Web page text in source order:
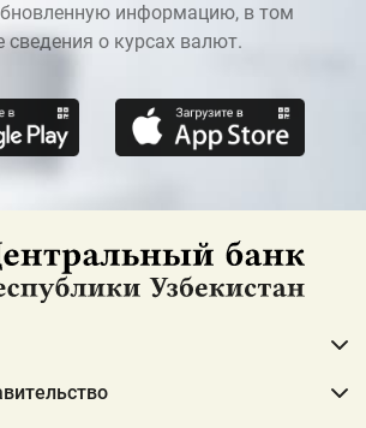
информацию, в том
сведения о курсах валют.